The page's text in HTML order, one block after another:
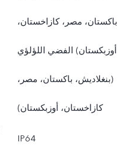
باكستان، مصر، كازاخستان،
أوزبكستان) الفضي اللؤلؤي
(بنغلاديش، باكستان، مصر،
كازاخستان، أوزبكستان)
IP64